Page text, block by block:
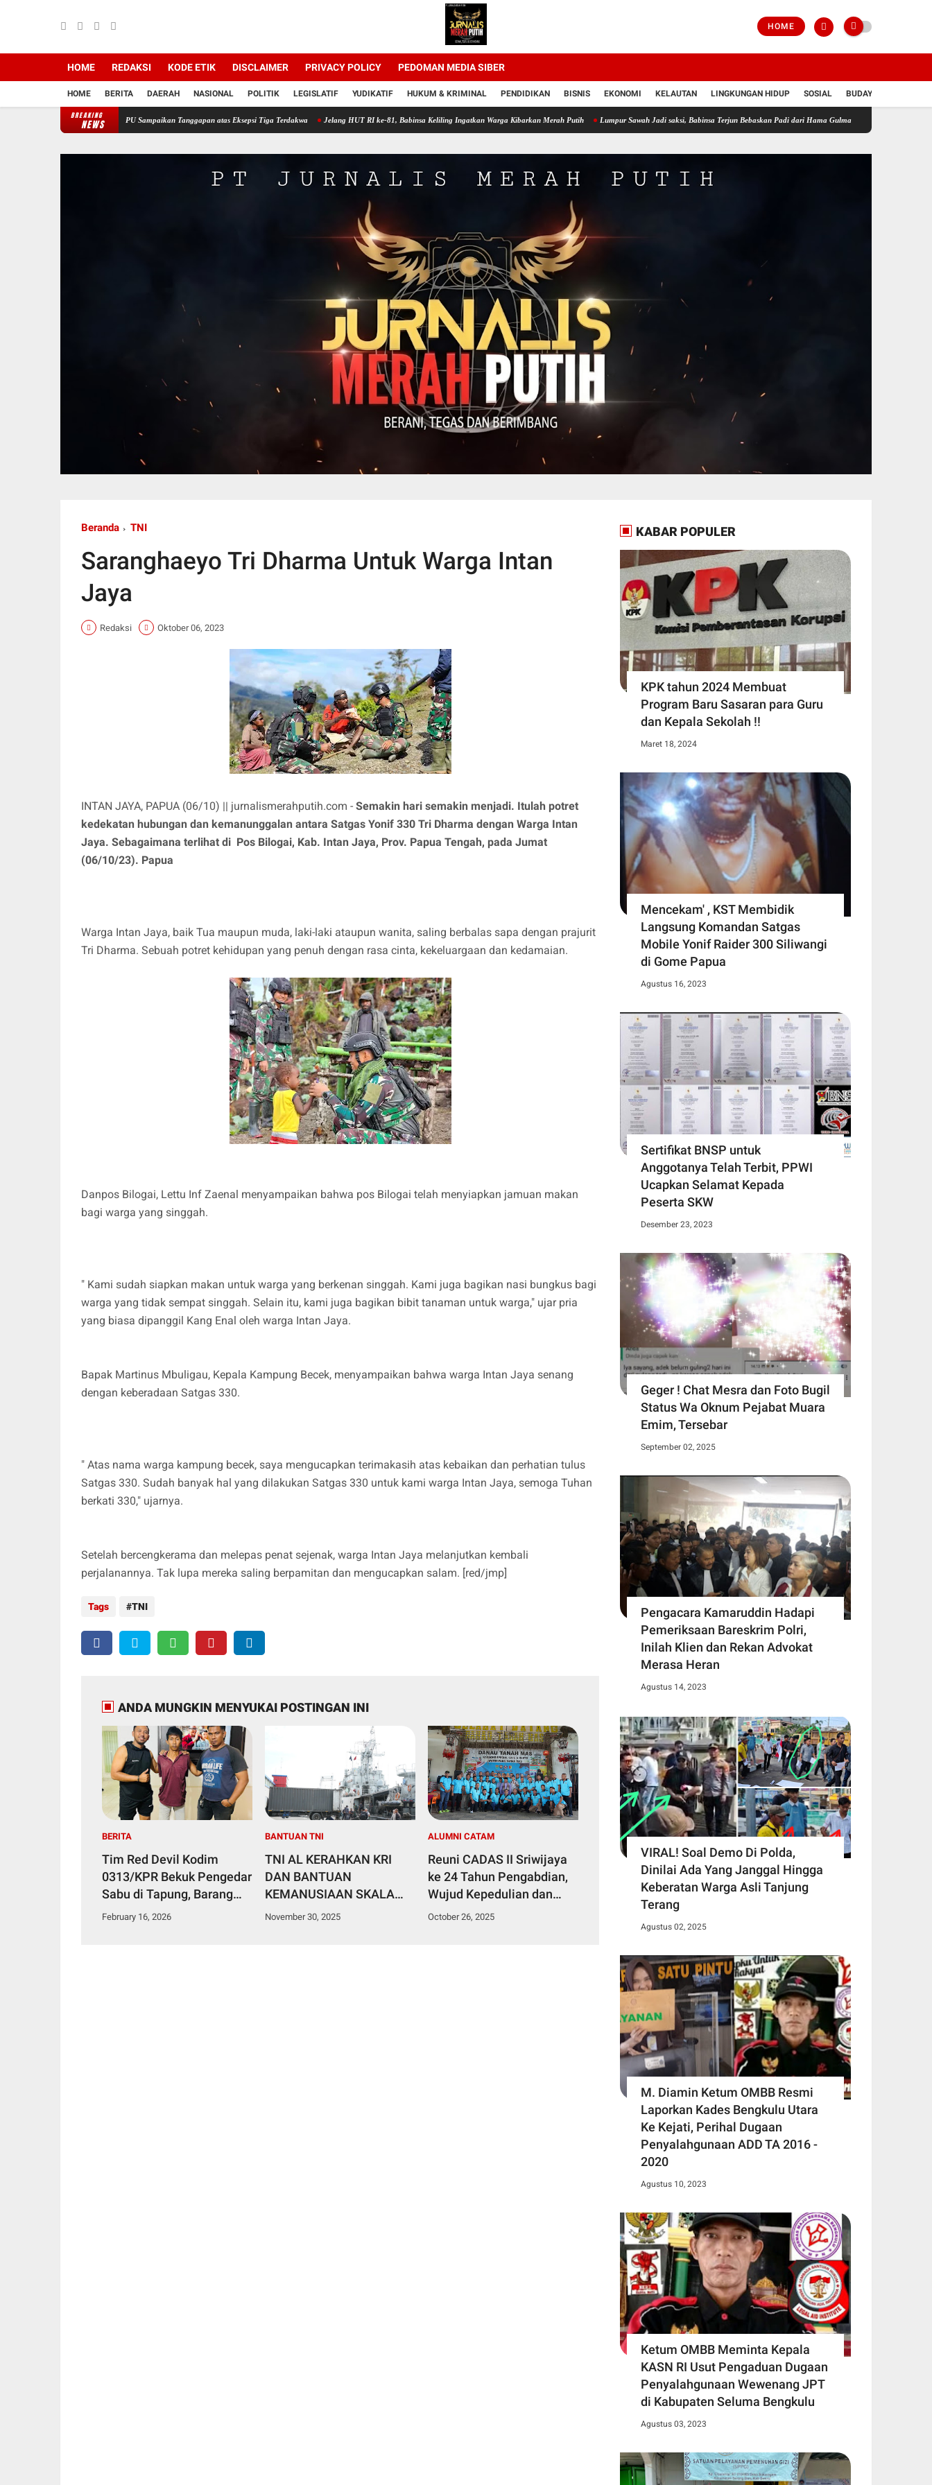
HOME
HOME REDAKSI KODE ETIK DISCLAIMER PRIVACY POLICY PEDOMAN MEDIA SIBER
HOME BERITA DAERAH NASIONAL POLITIK LEGISLATIF YUDIKATIF HUKUM & KRIMINAL PENDIDIKAN BISNIS EKONOMI KELAUTAN LINGKUNGAN HIDUP SOSIAL BUDAYA
BREAKING
NEWS
PT Semen Baturaja, JPU Sampaikan Tanggapan atas Eksepsi Tiga Terdakwa Jelang HUT RI ke-81, Babinsa Keliling Ingatkan Warga Kibarkan Merah Putih Lumpur Sawah Jadi saksi, Babinsa Terjun Bebaskan Padi dari Hama Gulma Perkuat Ketahanan Pangan
Beranda TNI
Saranghaeyo Tri Dharma Untuk Warga Intan
Jaya
Redaksi Oktober 06, 2023
INTAN JAYA, PAPUA (06/10) || jurnalismerahputih.com - Semakin hari semakin menjadi. Itulah potret
kedekatan hubungan dan kemanunggalan antara Satgas Yonif 330 Tri Dharma dengan Warga Intan
Jaya. Sebagaimana terlihat di Pos Bilogai, Kab. Intan Jaya, Prov. Papua Tengah, pada Jumat
(06/10/23). Papua
Warga Intan Jaya, baik Tua maupun muda, laki-laki ataupun wanita, saling berbalas sapa dengan prajurit
Tri Dharma. Sebuah potret kehidupan yang penuh dengan rasa cinta, kekeluargaan dan kedamaian.
Danpos Bilogai, Lettu Inf Zaenal menyampaikan bahwa pos Bilogai telah menyiapkan jamuan makan
bagi warga yang singgah.
" Kami sudah siapkan makan untuk warga yang berkenan singgah. Kami juga bagikan nasi bungkus bagi
warga yang tidak sempat singgah. Selain itu, kami juga bagikan bibit tanaman untuk warga," ujar pria
yang biasa dipanggil Kang Enal oleh warga Intan Jaya.
Bapak Martinus Mbuligau, Kepala Kampung Becek, menyampaikan bahwa warga Intan Jaya senang
dengan keberadaan Satgas 330.
" Atas nama warga kampung becek, saya mengucapkan terimakasih atas kebaikan dan perhatian tulus
Satgas 330. Sudah banyak hal yang dilakukan Satgas 330 untuk kami warga Intan Jaya, semoga Tuhan
berkati 330," ujarnya.
Setelah bercengkerama dan melepas penat sejenak, warga Intan Jaya melanjutkan kembali
perjalanannya. Tak lupa mereka saling berpamitan dan mengucapkan salam. [red/jmp]
Tags TNI
ANDA MUNGKIN MENYUKAI POSTINGAN INI
BERITA
Tim Red Devil Kodim
0313/KPR Bekuk Pengedar
Sabu di Tapung, Barang
Bukti 2,91 Gram
February 16, 2026
BANTUAN TNI
TNI AL KERAHKAN KRI
DAN BANTUAN
KEMANUSIAAN SKALA
BESAR KE ACEH,
November 30, 2025
ALUMNI CATAM
Reuni CADAS II Sriwijaya
ke 24 Tahun Pengabdian,
Wujud Kepedulian dan
Kebersamaan Prajurit
October 26, 2025
KABAR POPULER
KPK tahun 2024 Membuat
Program Baru Sasaran para Guru
dan Kepala Sekolah !!
Maret 18, 2024
Mencekam' , KST Membidik
Langsung Komandan Satgas
Mobile Yonif Raider 300 Siliwangi
di Gome Papua
Agustus 16, 2023
Sertifikat BNSP untuk
Anggotanya Telah Terbit, PPWI
Ucapkan Selamat Kepada
Peserta SKW
Desember 23, 2023
Geger ! Chat Mesra dan Foto Bugil
Status Wa Oknum Pejabat Muara
Emim, Tersebar
September 02, 2025
Pengacara Kamaruddin Hadapi
Pemeriksaan Bareskrim Polri,
Inilah Klien dan Rekan Advokat
Merasa Heran
Agustus 14, 2023
VIRAL! Soal Demo Di Polda,
Dinilai Ada Yang Janggal Hingga
Keberatan Warga Asli Tanjung
Terang
Agustus 02, 2025
M. Diamin Ketum OMBB Resmi
Laporkan Kades Bengkulu Utara
Ke Kejati, Perihal Dugaan
Penyalahgunaan ADD TA 2016 -
2020
Agustus 10, 2023
Ketum OMBB Meminta Kepala
KASN RI Usut Pengaduan Dugaan
Penyalahgunaan Wewenang JPT
di Kabupaten Seluma Bengkulu
Agustus 03, 2023